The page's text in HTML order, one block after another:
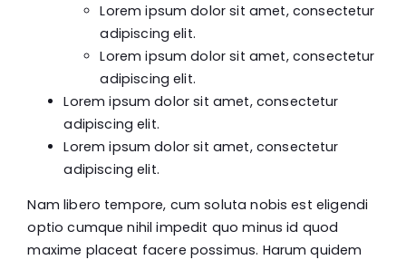
Lorem ipsum dolor sit amet, consectetur
adipiscing elit.
Lorem ipsum dolor sit amet, consectetur
adipiscing elit.
Lorem ipsum dolor sit amet, consectetur
adipiscing elit.
Lorem ipsum dolor sit amet, consectetur
adipiscing elit.
Nam libero tempore, cum soluta nobis est eligendi
optio cumque nihil impedit quo minus id quod
maxime placeat facere possimus. Harum quidem